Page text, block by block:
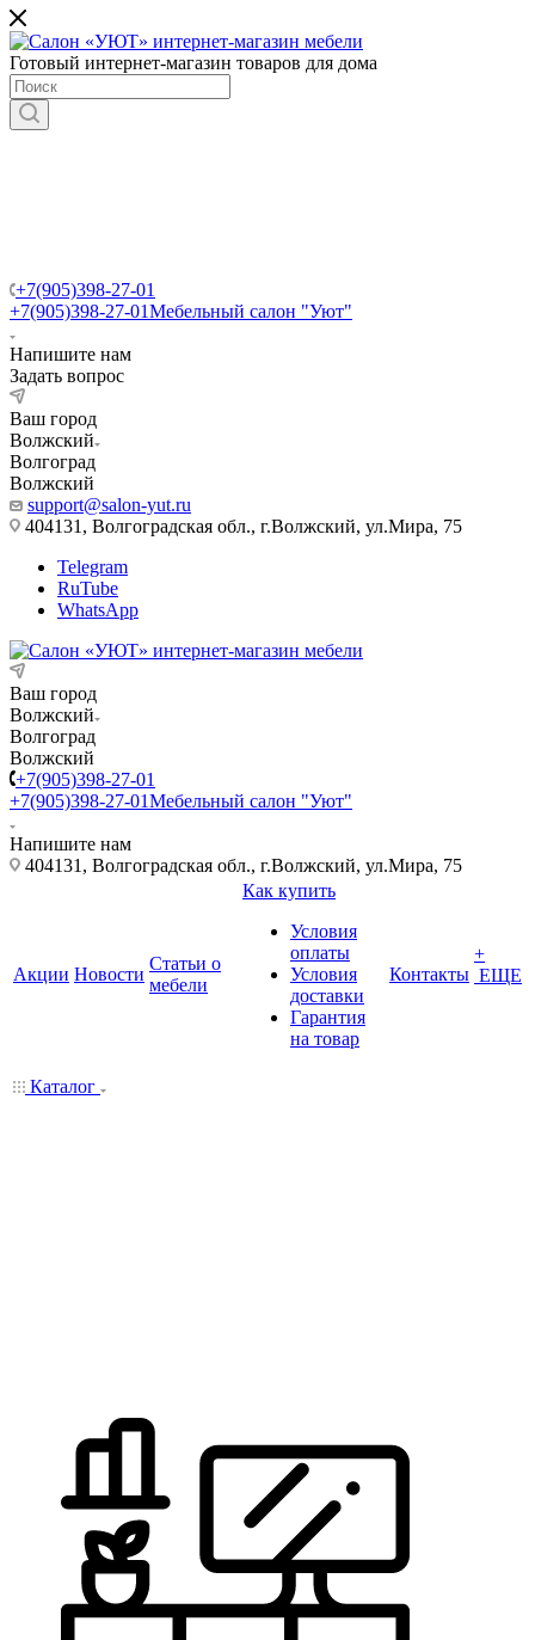
Готовый интернет-магазин товаров для дома
+7(905)398-27-01
+7(905)398-27-01Мебельный салон "Уют"
Напишите нам
Задать вопрос
Ваш город
Волжский
Волгоград
Волжский
support@salon-yut.ru
404131, Волгоградская обл., г.Волжский, ул.Мира, 75
Telegram
RuTube
WhatsApp
Ваш город
Волжский
Волгоград
Волжский
+7(905)398-27-01
+7(905)398-27-01Мебельный салон "Уют"
Напишите нам
404131, Волгоградская обл., г.Волжский, ул.Мира, 75
Акции Новости
Статьи о
мебели
Как купить
Условия
оплаты
Условия
доставки
Гарантия
на товар
Контакты
+
ЕЩЕ
Каталог